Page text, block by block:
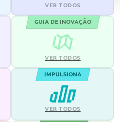
VER TODOS
GUIA DE INOVAÇÃO
VER TODOS
IMPULSIONA
VER TODOS